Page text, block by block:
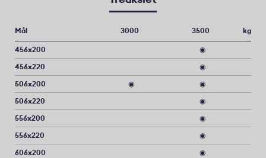
Mål 3000 3500 kg
456x200
◉
456x220
◉
506x200
◉
◉
506x220
◉
556x200
◉
556x220
◉
606x200
◉